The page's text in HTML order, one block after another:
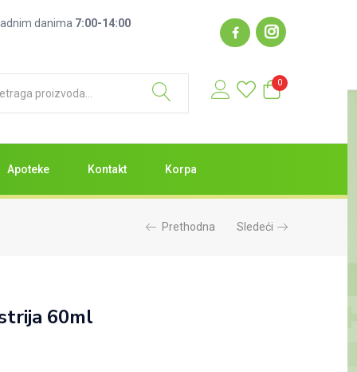
danima 7:00-14:00
0
Apoteke Kontakt Korpa
Prethodna Sledeći
1.399,00 RSD
Nema na zalihama
60ml